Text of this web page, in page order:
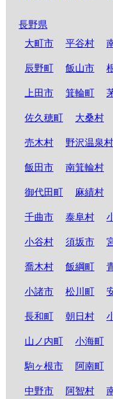
長野県
大町市
平谷村
辰野町 飯山市
上田市 箕輪町
佐久穂町 大桑村
売木村 野沢温泉村
飯田市 南箕輪村
御代田町 麻績村
千曲市 泰阜村
小谷村 須坂市
喬木村 飯綱町
小諸市 松川町
長和町 朝日村
山ノ内町 小海町
駒ヶ根市 阿南町
中野市 阿智村